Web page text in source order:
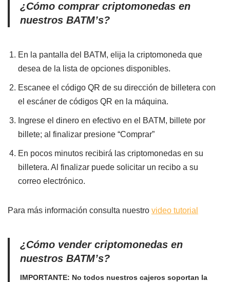
¿Cómo comprar criptomonedas en
nuestros BATM’s?
En la pantalla del BATM, elija la criptomoneda que
desea de la lista de opciones disponibles.
Escanee el código QR de su dirección de billetera con
el escáner de códigos QR en la máquina.
Ingrese el dinero en efectivo en el BATM, billete por
billete; al finalizar presione “Comprar”
En pocos minutos recibirá las criptomonedas en su
billetera. Al finalizar puede solicitar un recibo a su
correo electrónico.
Para más información consulta nuestro video tutorial
¿Cómo vender criptomonedas en
nuestros BATM’s?
IMPORTANTE: No todos nuestros cajeros soportan la